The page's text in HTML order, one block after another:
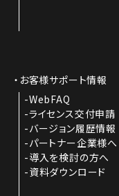
お客様サポート情報
WebFAQ
ライセンス交付申請
バージョン履歴情報
パートナー企業様へ
導入を検討の方へ
資料ダウンロード